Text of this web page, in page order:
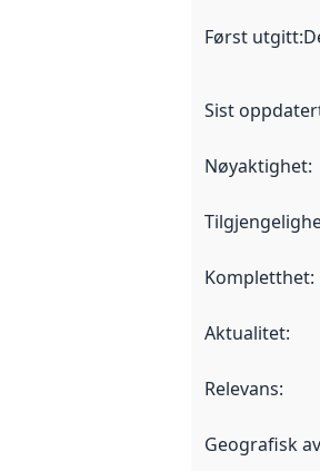
Først utgitt:
Sist
Nøyaktighet:
Kompletthet:
Aktualitet:
Relevans:
Geografisk